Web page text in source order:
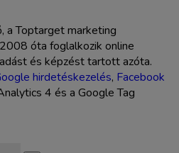
a Toptarget marketing
óta foglalkozik online
és képzést tartott azóta.
hirdetéskezelés, Facebook
4 és a Google Tag